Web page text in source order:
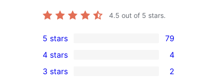
4.5 out of 5 stars.
79
5-
star
5 stars 79
4-
4 stars 4
2
3 stars 2